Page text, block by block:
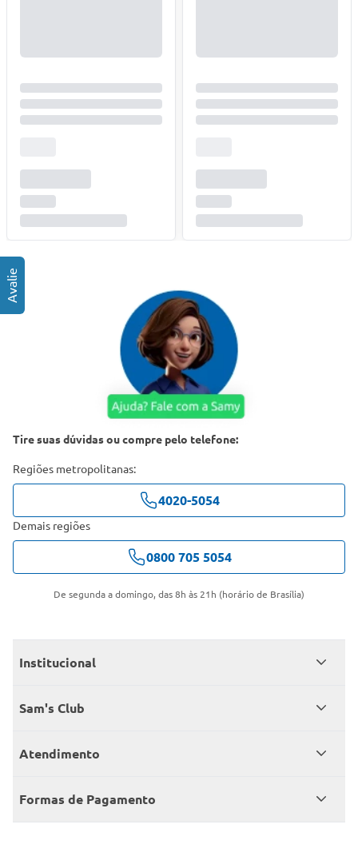
Tire suas dúvidas ou compre pelo telefone:
Regiões metropolitanas:
4020-5054
Demais regiões
0800 705 5054
De segunda a domingo, das 8h às 21h (horário de Brasília)
Institucional
Quem somos
Encontre um Clube
Sam's Club
Seja sócio
Member’s Mark
Atendimento
Fale conosco
Atendimento em libras
Formas de Pagamento